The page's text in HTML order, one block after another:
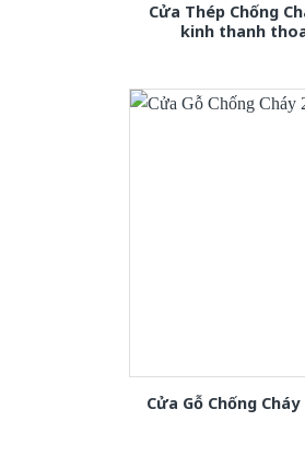
Cửa Thép Chống
kinh thanh
Cửa Gỗ Chống